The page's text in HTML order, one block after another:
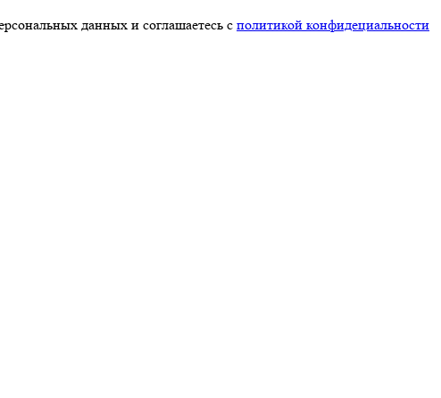
данных и соглашаетесь с политикой конфидециальности